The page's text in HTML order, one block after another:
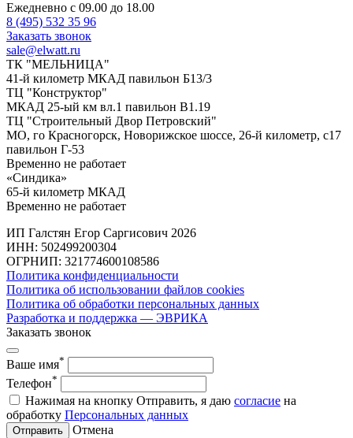
Ежедневно с 09.00 до 18.00
8 (495) 532 35 96
Заказать звонок
sale@elwatt.ru
ТК "МЕЛЬНИЦА"
41-й километр МКАД павильон Б13/3
ТЦ "Конструктор"
МКАД 25-ый км вл.1 павильон В1.19
ТЦ "Строительный Двор Петровский"
МО, го Красногорск, Новорижское шоссе, 26-й километр, с17
павильон Г-53
Временно не работает
«Синдика»
65-й километр МКАД
Временно не работает
ИП Галстян Егор Саргисович 2026
ИНН: 502499200304
ОГРНИП: 321774600108586
Политика конфиденциальности
Политика об использовании файлов cookies
Политика об обработки персональных данных
Разработка и поддержка — ЭВРИКА
Заказать звонок
Ваше имя*
Телефон*
Нажимая на кнопку Отправить, я даю согласие на
обработку Персональных данных
Отправить
Отмена